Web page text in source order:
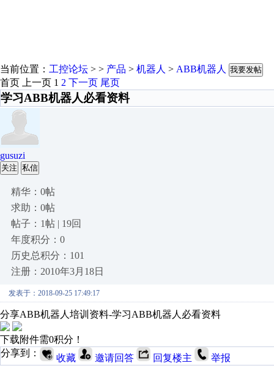
当前位置： 工控论坛 > > 产品 > 机器人 > ABB机器人 我要发帖
首页 上一页 1 2 下一页 尾页
学习ABB机器人必看资料
gusuzi
关注 私信
精华：0帖
求助：0帖
帖子：1帖 | 19回
年度积分：0
历史总积分：101
注册：2010年3月18日
发表于：2018-09-25 17:49:17
分享ABB机器人培训资料-学习ABB机器人必看资料
下载附件需0积分！
分享到：
收藏 邀请回答 回复楼主 举报